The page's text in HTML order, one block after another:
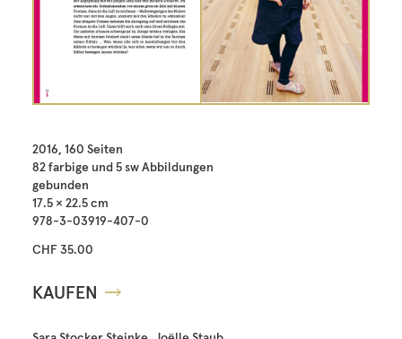
2016, 160 Seiten
82 farbige und 5 sw Abbildungen
gebunden
17.5 × 22.5 cm
978-3-03919-407-0
CHF 35.00
KAUFEN